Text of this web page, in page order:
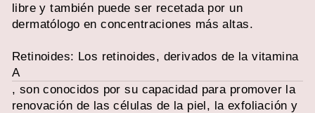
libre y también puede ser recetada por un
dermatólogo en concentraciones más altas.
Retinoides: Los retinoides, derivados de la vitamina
A
, son conocidos por su capacidad para promover la
renovación de las células de la piel, la exfoliación y